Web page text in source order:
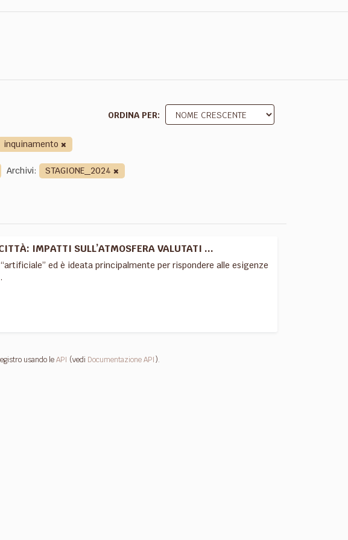
ORDINA PER
inquinamento
Archivi: STAGIONE_2024
IMPATTI SULL’ATMOSFERA VALUTATI ...
ed è ideata principalmente per rispondere alle esigenze
usando leAPI (vedi Documentazione API).